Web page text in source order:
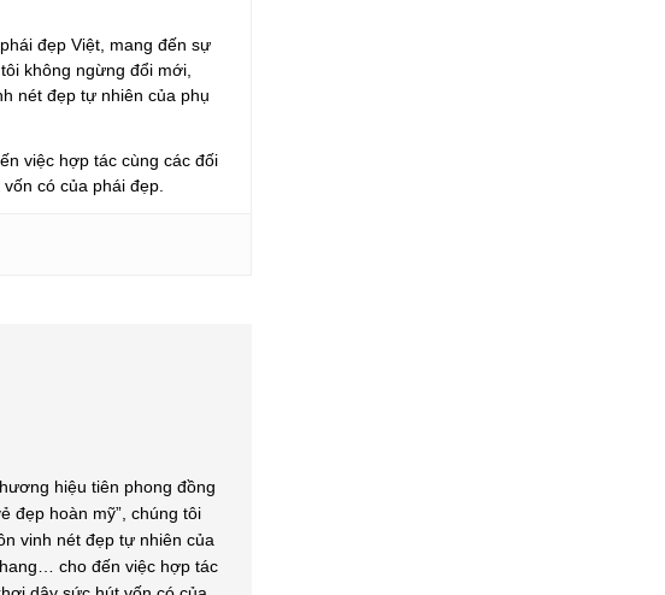
đẹp Việt, mang đến sự
không ngừng đổi mới,
nét đẹp tự nhiên của phụ
việc hợp tác cùng các đối
có của phái đẹp.
hiệu tiên phong đồng
đẹp hoàn mỹ”, chúng tôi
vinh nét đẹp tự nhiên của
cho đến việc hợp tác